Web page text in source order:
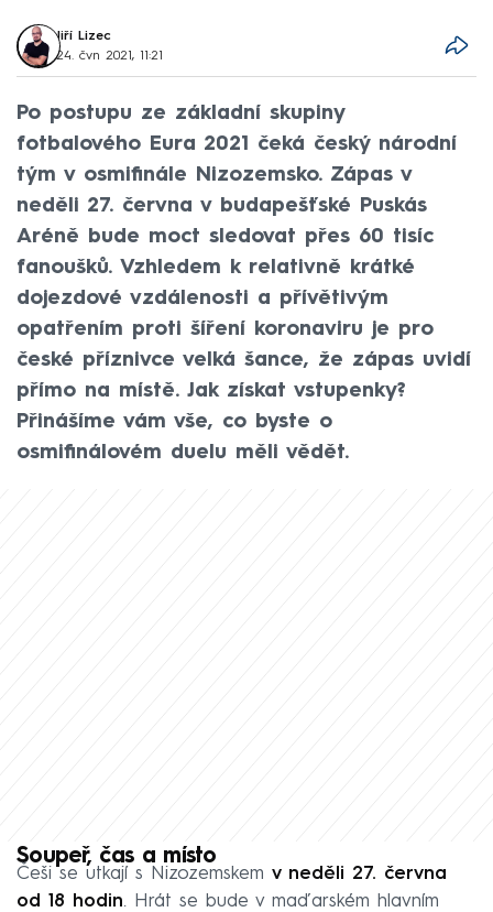
Jiří Lizec
24. čvn 2021, 11:21
Po postupu ze základní skupiny
fotbalového Eura 2021 čeká český národní
tým v osmifinále Nizozemsko. Zápas v
neděli 27. června v budapešťské Puskás
Aréně bude moct sledovat přes 60 tisíc
fanoušků. Vzhledem k relativně krátké
dojezdové vzdálenosti a přívětivým
opatřením proti šíření koronaviru je pro
české příznivce velká šance, že zápas uvidí
přímo na místě. Jak získat vstupenky?
Přinášíme vám vše, co byste o
osmifinálovém duelu měli vědět.
Soupeř, čas a místo
Češi se utkají s Nizozemskem v neděli 27. června
od 18 hodin. Hrát se bude v maďarském hlavním